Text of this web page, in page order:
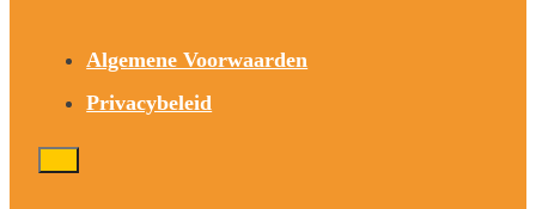
Algemene Voorwaarden
Privacybeleid